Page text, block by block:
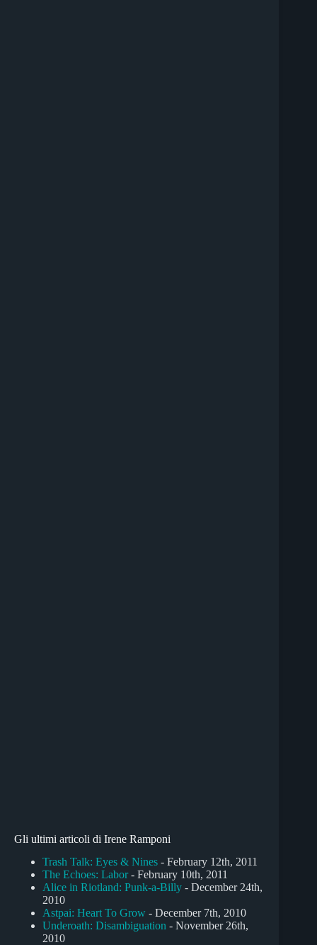
Gli ultimi articoli di Irene Ramponi
Trash Talk: Eyes & Nines - February 12th, 2011
The Echoes: Labor- February 10th, 2011
Alice in Riotland: Punk-a-Billy - December 24th,
2010
Astpai: Heart To Grow - December 7th, 2010
Underoath: Disambiguation - November 26th,
2010